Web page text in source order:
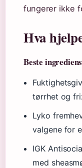
fungerer ikke
Hva
Beste
tørrhet og
Lyko
valgene for
IGK
med